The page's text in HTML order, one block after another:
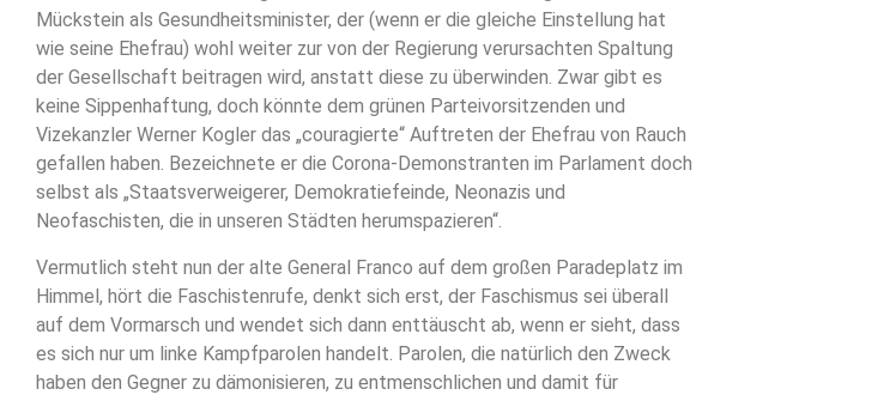
Mückstein als Gesundheitsminister, der (wenn er die gleiche Einstellung hat
wie seine Ehefrau) wohl weiter zur von der Regierung verursachten Spaltung
der Gesellschaft beitragen wird, anstatt diese zu überwinden. Zwar gibt es
keine Sippenhaftung, doch könnte dem grünen Parteivorsitzenden und
Vizekanzler Werner Kogler das „couragierte“ Auftreten der Ehefrau von Rauch
gefallen haben. Bezeichnete er die Corona-Demonstranten im Parlament doch
selbst als „Staatsverweigerer, Demokratiefeinde, Neonazis und
Neofaschisten, die in unseren Städten herumspazieren“.
Vermutlich steht nun der alte General Franco auf dem großen Paradeplatz im
Himmel, hört die Faschistenrufe, denkt sich erst, der Faschismus sei überall
auf dem Vormarsch und wendet sich dann enttäuscht ab, wenn er sieht, dass
es sich nur um linke Kampfparolen handelt. Parolen, die natürlich den Zweck
haben den Gegner zu dämonisieren, zu entmenschlichen und damit für